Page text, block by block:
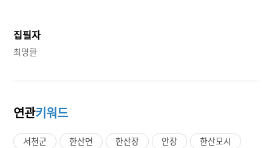
집필자
최명환
연관키워드
서천군 한산면 한산장 안장
한산모시